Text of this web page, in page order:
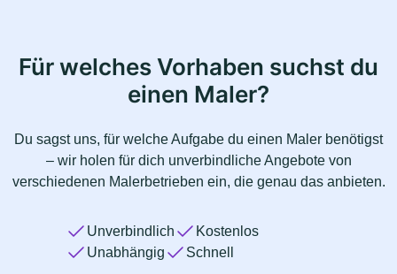
Für welches Vorhaben suchst du
einen Maler?
Du sagst uns, für welche Aufgabe du einen Maler benötigst
– wir holen für dich unverbindliche Angebote von
verschiedenen Malerbetrieben ein, die genau das anbieten.
Unverbindlich
Kostenlos
Unabhängig
Schnell